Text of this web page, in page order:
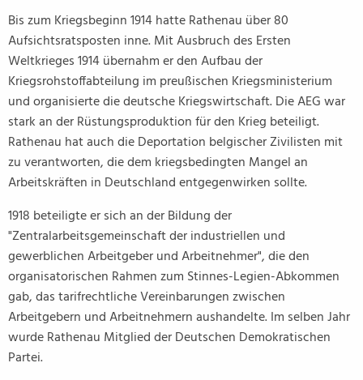
Bis zum Kriegsbeginn 1914 hatte Rathenau über 80
Aufsichtsratsposten inne. Mit Ausbruch des Ersten
Weltkrieges 1914 übernahm er den Aufbau der
Kriegsrohstoffabteilung im preußischen Kriegsministerium
und organisierte die deutsche Kriegswirtschaft. Die AEG war
stark an der Rüstungsproduktion für den Krieg beteiligt.
Rathenau hat auch die Deportation belgischer Zivilisten mit
zu verantworten, die dem kriegsbedingten Mangel an
Arbeitskräften in Deutschland entgegenwirken sollte.
1918 beteiligte er sich an der Bildung der
"Zentralarbeitsgemeinschaft der industriellen und
gewerblichen Arbeitgeber und Arbeitnehmer", die den
organisatorischen Rahmen zum Stinnes-Legien-Abkommen
gab, das tarifrechtliche Vereinbarungen zwischen
Arbeitgebern und Arbeitnehmern aushandelte. Im selben Jahr
wurde Rathenau Mitglied der Deutschen Demokratischen
Partei.